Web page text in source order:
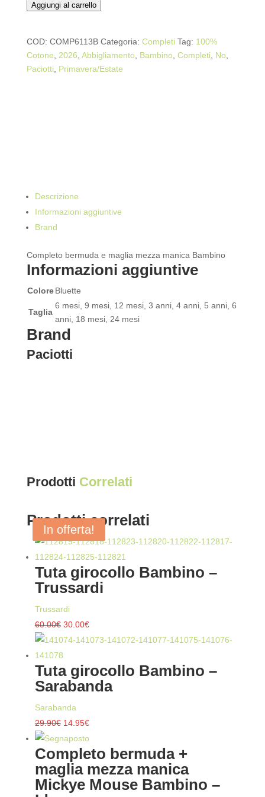
PACIOTTI
QUANTITÀ
Aggiungi al carrello
COD: COMP6113B Categoria: Completi Tag: 100%
Cotone
2026 Abbigliamento Bambino Completi, No
Paciotti, Primavera/Estate
Descrizione
Informazioni aggiuntive
Brand
Completo bermuda e maglia mezza manica Bambino
Informazioni aggiuntive
Colore Bluette
Taglia
6 mesi, 9 mesi, 12 mesi, 3 anni, 4 anni, 5 anni, 6
anni, 18 mesi, 24 mesi
Brand
Paciotti
Prodotti Correlati
Prodotti correlati
In offerta!
Tuta girocollo Bambino –
Trussardi
Trussardi
60.00€ Il
prezzo
originale
era:
60.00€.
30.00€Il
prezzo
è:
30.00€.
In offerta!
Tuta girocollo Bambino –
Sarabanda
Sarabanda
29.90€ Il
prezzo
originale
era:
29.90€.
14.95€Il
prezzo
attuale
è:
14.95€.
Completo bermuda +
maglia mezza manica
Mickye Mouse Bambino –
In offerta!